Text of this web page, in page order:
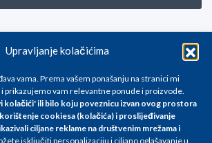
Upravljanje kolačićima
vama. Prema vašem ponašanju na stranici mi
prikazujemo vam relevantne ponude i proizvode.
kolačići' ili bilo koju poveznicu izvan ovog prostora
cookiesa (kolačića) i proslijeđivanje
ciljane reklame na društvenim mrežama i
isključiti personalizaciju i ciljano oglašavanje u
nema u ponudi obratite nam se na
cijene su informativnog karaktera i podložne su